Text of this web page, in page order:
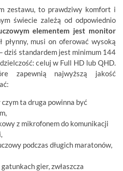
zestawu, to prawdziwy komfort i
świecie zależą od odpowiednio
elementem jest monitor
płynny, musi on oferować wysoką
dziś standardem jest minimum 144
celuj w Full HD lub QHD.
zapewnią najwyższą jakość
ta druga powinna być
z mikrofonem do komunikacji
podczas długich maratonów,
gier, zwłaszcza